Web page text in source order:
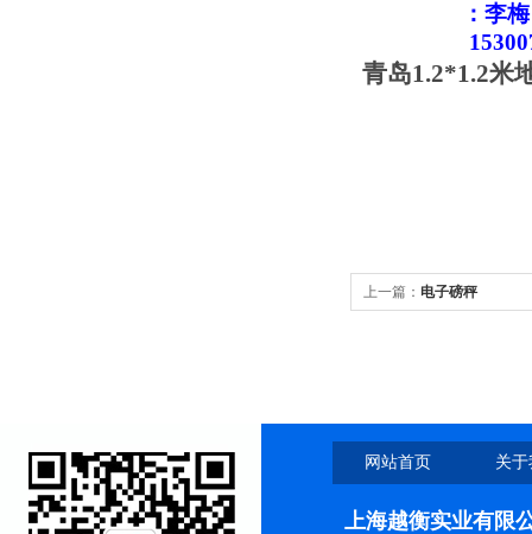
： 李梅
青岛1.2*1.2米
上一篇： 电子磅秤
网站首页 关
上海越衡实业有限